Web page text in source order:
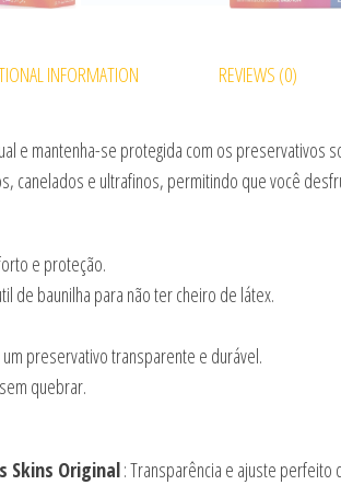
INFORMATION REVIEWS (0)
e mantenha-se protegida com os
canelados e ultrafinos, permitindo que você
e proteção.
de baunilha para não ter cheiro de látex.
preservativo transparente e durável.
quebrar.
Skins Original: Transparência e ajuste perfeito